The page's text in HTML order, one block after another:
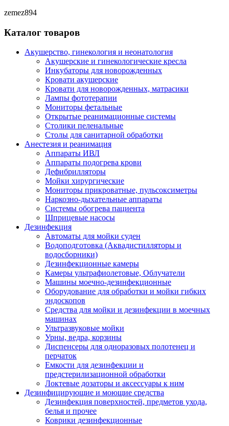
zemez894
Каталог товаров
Акушерство, гинекология и неонатология
Акушерские и гинекологические креслa
Инкубаторы для новорожденных
Кровати акушерские
Кровати для новорожденных, матрасики
Лампы фототерапии
Мониторы фетальные
Открытые реанимационные системы
Столики пеленальные
Столы для санитарной обработки
Анестезия и реанимация
Аппараты ИВЛ
Аппараты подогрева крови
Дефибрилляторы
Мойки хирургические
Мониторы прикроватные, пульсоксиметры
Наркозно-дыхательные аппараты
Системы обогрева пациента
Шприцевые насосы
Дезинфекция
Автоматы для мойки суден
Водоподготовка (Аквадистилляторы и
водосборники)
Дезинфекционные камеры
Камеры ультрафиолетовые, Облучатели
Машины моечно-дезинфекционные
Оборудование для обработки и мойки гибких
эндоскопов
Средства для мойки и дезинфекции в моечных
машинах
Ультразвуковые мойки
Урны, ведра, корзины
Диспенсеры для одноразовых полотенец и
перчаток
Емкости для дезинфекции и
предстерилизационной обработки
Локтевые дозаторы и аксессуары к ним
Дезинфицирующие и моющие средства
Дезинфекция поверхностей, предметов ухода,
белья и прочее
Коврики дезинфекционные